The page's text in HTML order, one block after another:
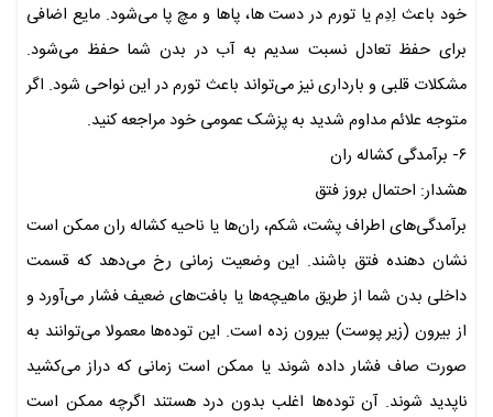
خود باعث اِدِم یا تورم در دست ها، پاها و مچ پا می‌شود. مایع اضافی
برای حفظ تعادل نسبت سدیم به آب در بدن شما حفظ می‌شود.
مشکلات قلبی و بارداری نیز می‌تواند باعث تورم در این نواحی شود. اگر
متوجه علائم مداوم شدید به پزشک عمومی خود مراجعه کنید.
۶- برآمدگی کشاله ران
هشدار: احتمال بروز فتق
برآمدگی‌های اطراف پشت، شکم، ران‌ها یا ناحیه کشاله ران ممکن است
نشان دهنده فتق باشند. این وضعیت زمانی رخ می‌دهد که قسمت
داخلی بدن شما از طریق ماهیچه‌ها یا بافت‌های ضعیف فشار می‌آورد و
از بیرون (زیر پوست) بیرون زده است. این توده‌ها معمولا می‌توانند به
صورت صاف فشار داده شوند یا ممکن است زمانی که دراز می‌کشید
ناپدید شوند. آن توده‌ها اغلب بدون درد هستند اگرچه ممکن است